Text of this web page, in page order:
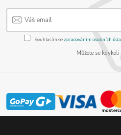
Souhlasím se zpracováním osobních
Můžete se